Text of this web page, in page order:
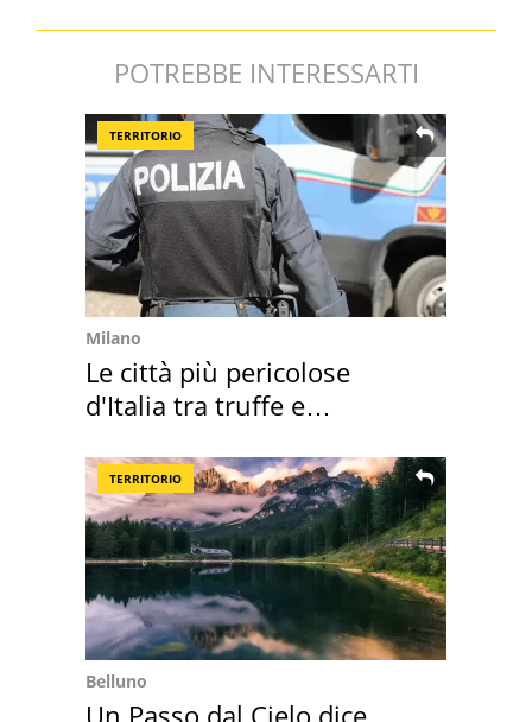
POTREBBE INTERESSARTI
TERRITORIO
Milano
Le città più pericolose
d'Italia tra truffe e
TERRITORIO
Belluno
Un Passo dal Cielo dice